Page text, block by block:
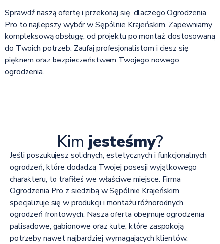
Sprawdź naszą ofertę i przekonaj się, dlaczego Ogrodzenia
Pro to najlepszy wybór w Sępólnie Krajeńskim. Zapewniamy
kompleksową obsługę, od projektu po montaż, dostosowaną
do Twoich potrzeb. Zaufaj profesjonalistom i ciesz się
pięknem oraz bezpieczeństwem Twojego nowego
ogrodzenia.
Kim jesteśmy?
Jeśli poszukujesz solidnych, estetycznych i funkcjonalnych
ogrodzeń, które dodadzą Twojej posesji wyjątkowego
charakteru, to trafiłeś we właściwe miejsce. Firma
Ogrodzenia Pro z siedzibą w Sępólnie Krajeńskim
specjalizuje się w produkcji i montażu różnorodnych
ogrodzeń frontowych. Nasza oferta obejmuje ogrodzenia
palisadowe, gabionowe oraz kute, które zaspokoją
potrzeby nawet najbardziej wymagających klientów.